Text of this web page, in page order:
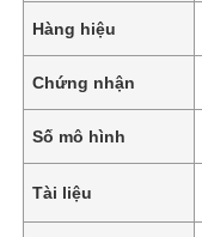
Hàng hiệu
Chứng nhận
Số mô hình
Tài liệu